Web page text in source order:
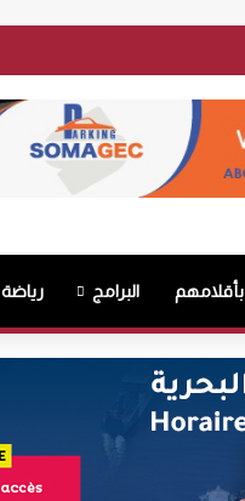
بأقلامهم البرامج رياضة